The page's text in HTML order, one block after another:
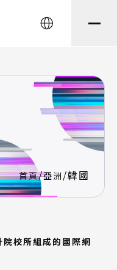
English
首頁/亞洲 /韓國
校所組成的國際網